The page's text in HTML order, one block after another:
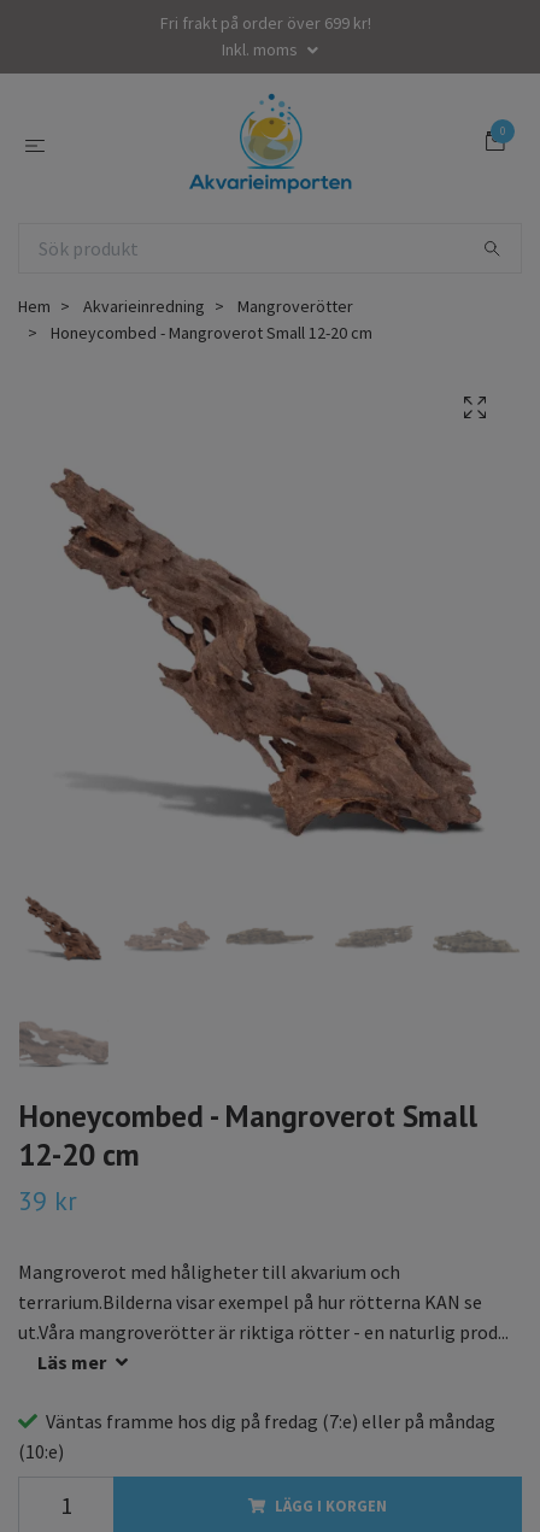
Fri frakt på order över 699 kr!
Inkl. moms
0
Hem Akvarieinredning
Mangroverötter
Honeycombed - Mangroverot Small 12-20 cm
Honeycombed - Mangroverot Small
12-20 cm
39 kr
Mangroverot med håligheter till akvarium och
terrarium.Bilderna visar exempel på hur rötterna KAN se
ut.Våra mangroverötter är riktiga rötter - en naturlig prod...
Läs mer
Väntas framme hos dig på fredag (7:e) eller på måndag
(10:e)
LÄGG I KORGEN